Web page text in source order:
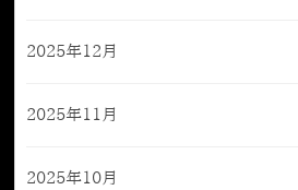
2025年12月
2025年11月
2025年10月